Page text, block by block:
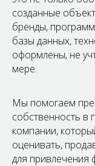
созданные
бренды,
базы данных,
оформлены, не
мере.
Мы помогаем
собственность в
компании,
оценивать,
для привлечения